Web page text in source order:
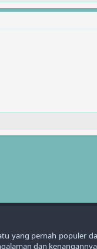
yang pernah populer
dan